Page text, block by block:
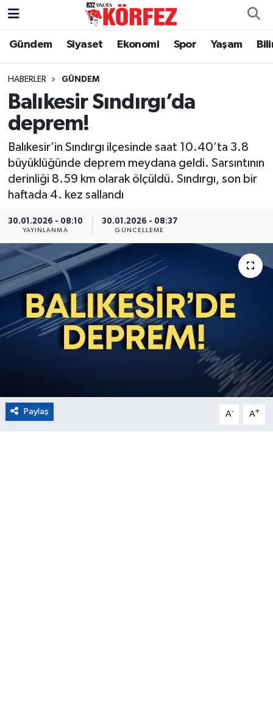
Gündem Siyaset Ekonomi Spor Yaşam
HABERLER GÜNDEM
Balıkesir Sındırgı’da
deprem!
Balıkesir’in Sındırgı ilçesinde saat 10.40’ta 3.8
büyüklüğünde deprem meydana geldi. Sarsıntının
derinliği 8.59 km olarak ölçüldü. Sındırgı, son bir
haftada 4. kez sallandı
30.01.2026 - 08:10
YAYINLANMA
30.01.2026 - 08:37
GÜNCELLEME
Paylaş A- A+
Gündem
Siyaset
Yerel Yönetim
Spor
Yaşam
Asayiş
Dünya
Eğitim
Sağlık
Çevre
Nöbetçi Eczaneler
Hava Durumu
Trafik Durumu
Tüm Manşetler
Son Dakika Haberleri
Haber Arşivi